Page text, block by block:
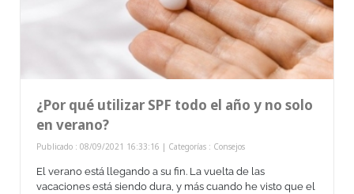
¿Por qué utilizar SPF todo el año y no solo
en verano?
Publicado : 08/09/2021 16:33:16 | Categorías : Consejos
El verano está llegando a su fin. La vuelta de las
vacaciones está siendo dura, y más cuando he visto que el